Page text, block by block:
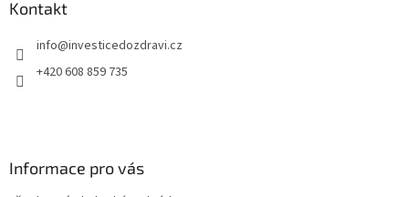
Kontakt
info@investicedozdravi.cz
+420 608 859 735
Informace pro vás